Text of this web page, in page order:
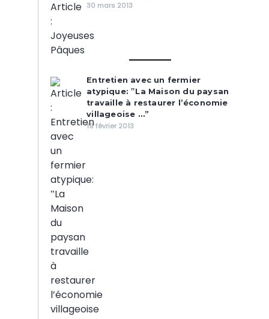
30 mars 2013
Entretien avec un fermier
atypique: ‟La Maison du paysan
travaille à restaurer l’économie
villageoise …”
19 février 2013